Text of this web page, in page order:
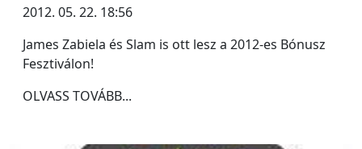
2012. 05. 22. 18:56
James Zabiela és Slam is ott lesz a 2012-es Bónusz
Fesztiválon!
OLVASS TOVÁBB...